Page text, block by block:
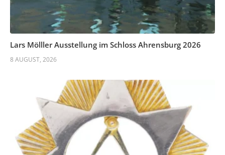
Lars Mölller Ausstellung im Schloss Ahrensburg 2026
8 AUGUST, 2026